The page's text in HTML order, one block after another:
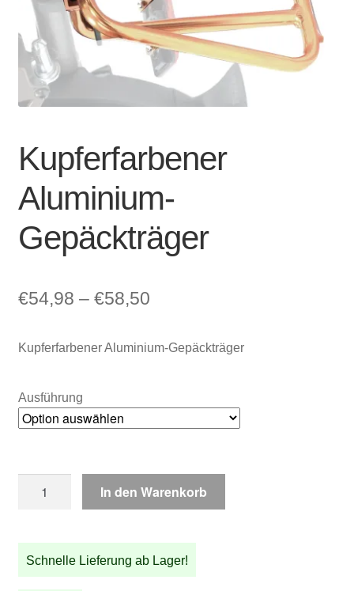
Warenkorb
SALE
Kupferfarbener
Aluminium-
Gepäckträger
€54,98 – €58,50Preisspanne:
bis
Kupferfarbener Aluminium-Gepäckträger
Ausführung
Menge
In den Warenkorb
Schnelle Lieferung ab Lager!